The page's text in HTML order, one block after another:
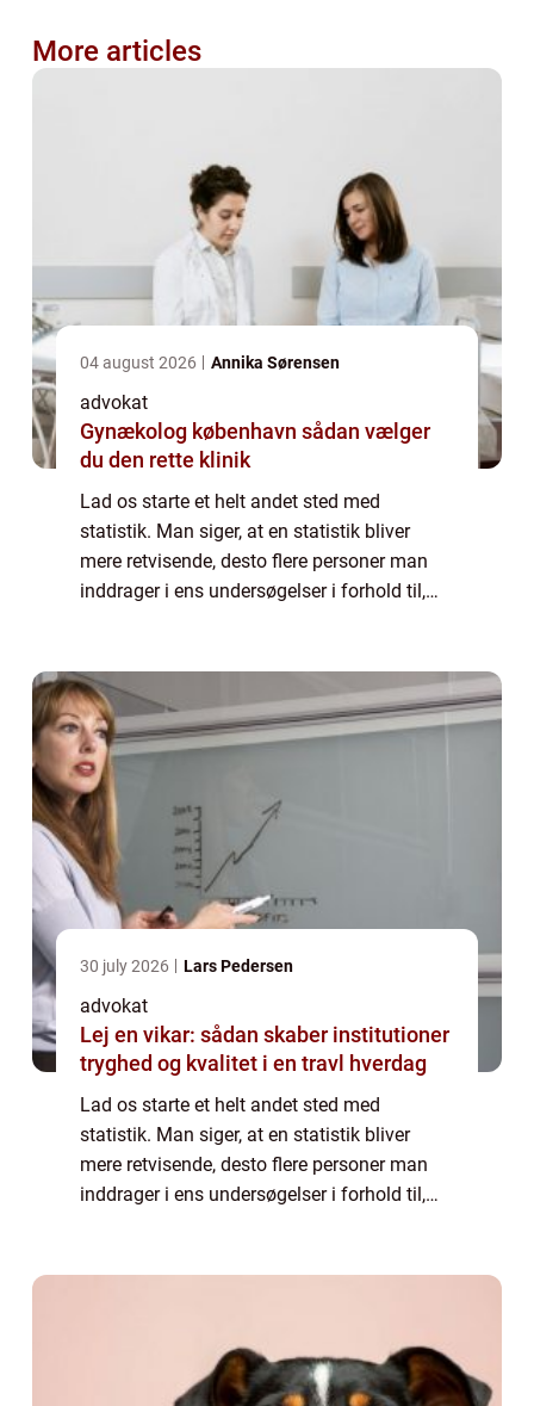
More articles
04 august 2026 Annika Sørensen
advokat
Gynækolog københavn sådan vælger
du den rette klinik
Lad os starte et helt andet sted med
statistik. Man siger, at en statistik bliver
mere retvisende, desto flere personer man
inddrager i ens undersøgelser i forhold til,
30 july 2026 Lars Pedersen
advokat
Lej en vikar: sådan skaber institutioner
tryghed og kvalitet i en travl hverdag
Lad os starte et helt andet sted med
statistik. Man siger, at en statistik bliver
mere retvisende, desto flere personer man
inddrager i ens undersøgelser i forhold til,